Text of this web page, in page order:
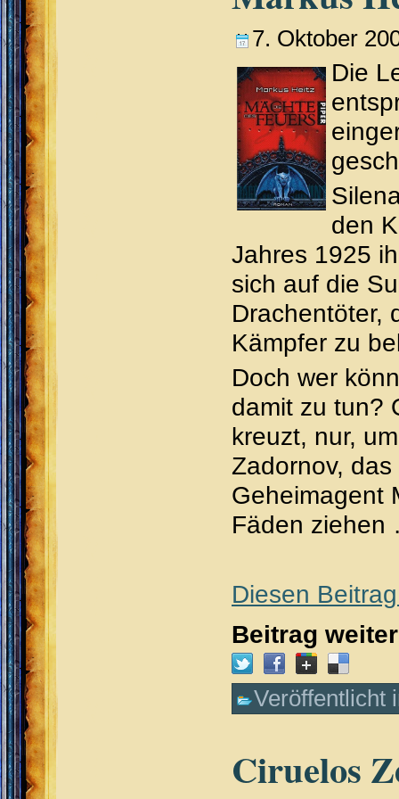
7. Oktober
Die
den
Jahres 1925
sich auf die
Drachentöter,
Kämpfer zu
Doch wer
damit zu tun?
kreuzt, nur,
Zadornov,
Geheimagent
Fäden
Diesen
Beitrag
Veröffentlicht
Ciruelos